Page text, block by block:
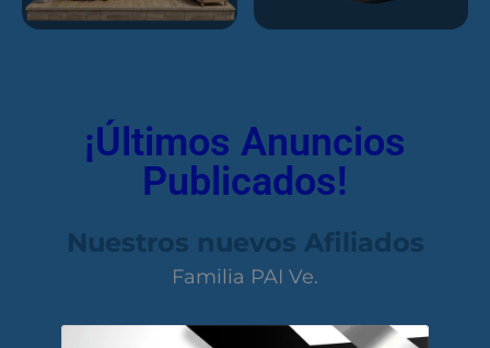
¡Últimos Anuncios
Publicados!
Nuestros nuevos Afiliados
Familia PAI Ve.